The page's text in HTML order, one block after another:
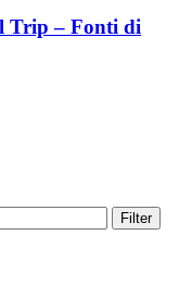
Trip – Fonti di
Filter